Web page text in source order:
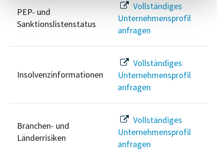
PEP- und
Sanktionslistenstatus
Vollständiges
Unternehmensprofil
anfragen
Insolvenzinformationen
Vollständiges
Unternehmensprofil
anfragen
Branchen- und
Länderrisiken
Vollständiges
Unternehmensprofil
anfragen